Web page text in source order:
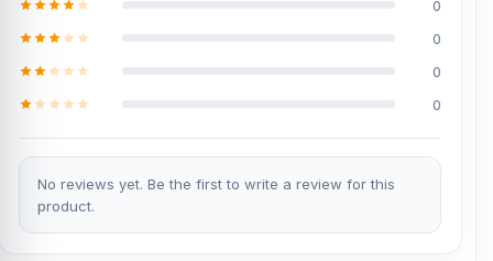
0
0
0
0
No reviews yet. Be the first to write a review for this
product.